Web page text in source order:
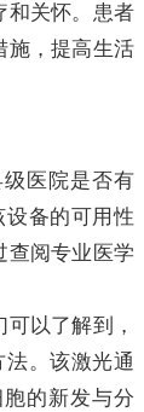
和关怀。患者
施，提高生活
医院是否有
备的可用性
查阅专业医学
以了解到，
。该激光通
的新发与分